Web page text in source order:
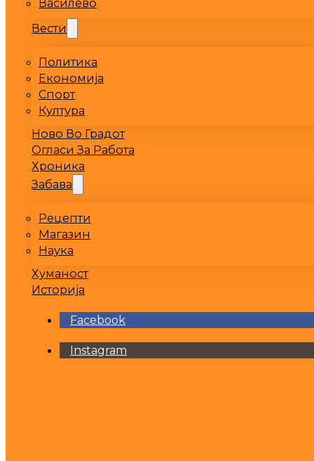
Вести
Политика
Економија
Спорт
Култура
Ново Во Градот
Огласи За Работа
Хроника
Забава
Рецепти
Магазин
Наука
Хуманост
Историја
Facebook
Instagram